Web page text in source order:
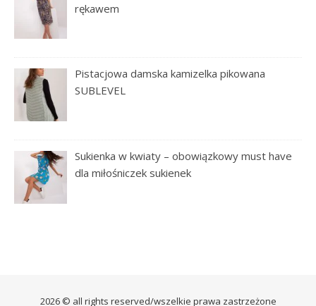
rękawem
Pistacjowa damska kamizelka pikowana
SUBLEVEL
Sukienka w kwiaty – obowiązkowy must have
dla miłośniczek sukienek
2026 © all rights reserved/wszelkie prawa zastrzeżone